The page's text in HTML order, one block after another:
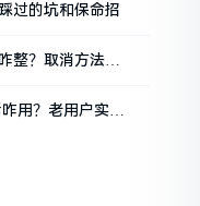
过的坑和保命招
整？取消方法告
用？老用户实测